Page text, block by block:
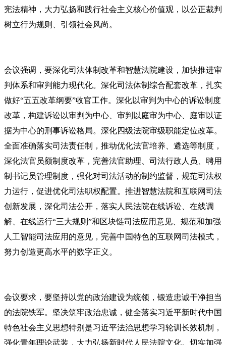
宪法精神，大力弘扬和践行社会主义核心价值观，以公正裁判
树立行为规则、引领社会风尚。
会议强调，要深化司法体制改革和智慧法院建设，加快推进审
判体系和审判能力现代化。深化司法体制综合配套改革，扎实
做好“五五改革纲要”收官工作。深化以审判为中心的诉讼制度
改革，构建诉讼以审判为中心、审判以庭审为中心、庭审以证
据为中心的刑事诉讼格局。深化四级法院审级职能定位改革。
全面准确落实司法责任制，推动优化法官培养、遴选等制度，
深化法官员额制度改革，完善法官助理、司法行政人员、聘用
制书记员管理制度，强化对司法活动的制约监督，规范司法权
力运行，促进优化司法职权配置。推进智慧法院和互联网司法
创新发展，深化司法公开，落实人民法院在线诉讼、在线调
解、在线运行“三大规则”和区块链司法应用意见、规范和加强
人工智能司法应用的意见，完善中国特色的互联网司法模式，
努力创造更高水平的数字正义。
会议要求，要坚持以党的政治建设为统领，锻造忠诚干净担当
的法院铁军。坚决筑牢政治忠诚，健全落实习近平新时代中国
特色社会主义思想特别是习近平法治思想学习轮训长效机制，
强化青年理论武装，大力弘扬新时代人民法院文化。切实加强